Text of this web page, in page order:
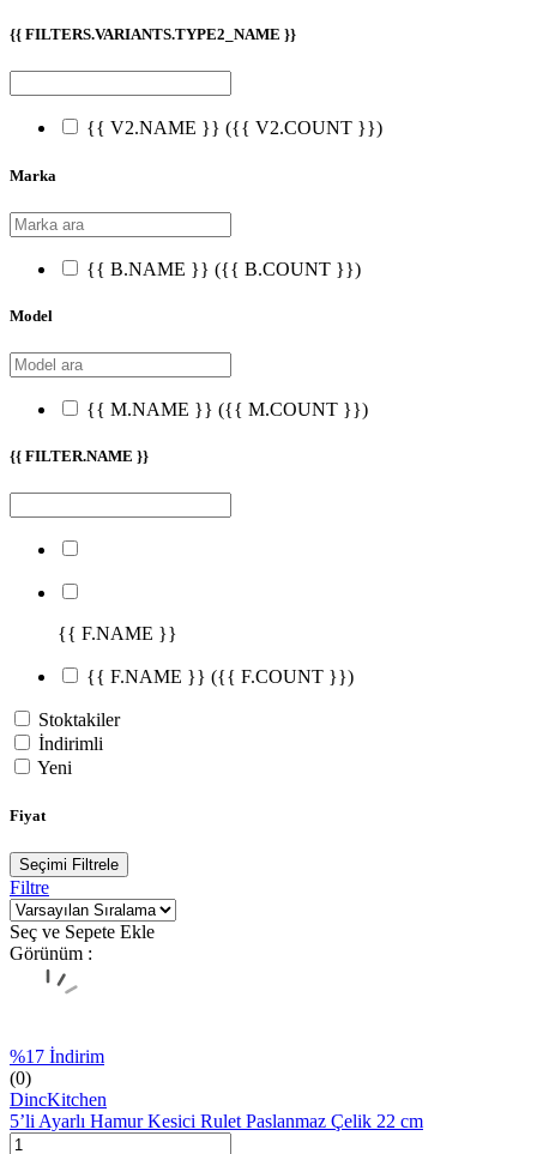
{{ FILTERS.VARIANTS.TYPE2_NAME }}
{{ V2.NAME }} ({{ V2.COUNT }})
Marka
{{ B.NAME }} ({{ B.COUNT }})
Model
{{ M.NAME }} ({{ M.COUNT }})
{{ FILTER.NAME }}
{{ F.NAME }}
{{ F.NAME }} ({{ F.COUNT }})
Stoktakiler
İndirimli
Yeni
Fiyat
Seçimi Filtrele
Filtre
Seç ve Sepete Ekle
Görünüm :
%17 İndirim
(0)
DincKitchen
5’li Ayarlı Hamur Kesici Rulet Paslanmaz Çelik 22 cm